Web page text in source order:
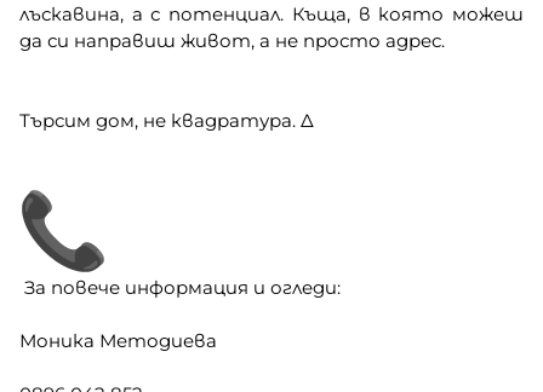
лъскавина, а с потенциал. Къща, в която можеш
да си направиш живот, а не просто адрес.
Търсим дом, не квадратура. ∆
За повече информация и огледи:
Моника Методиева